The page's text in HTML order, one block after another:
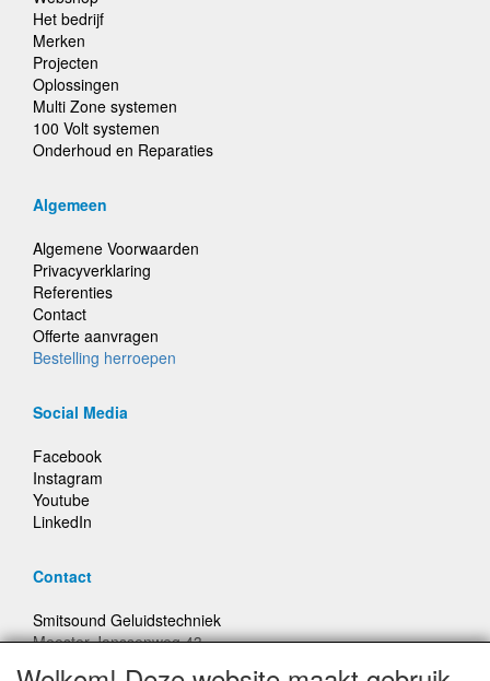
Het bedrijf
Merken
Projecten
Oplossingen
Multi Zone systemen
100 Volt systemen
Onderhoud en Reparaties
Algemeen
Algemene Voorwaarden
Privacyverklaring
Referenties
Contact
Offerte aanvragen
Bestelling herroepen
Social Media
Facebook
Instagram
Youtube
LinkedIn
Contact
Smitsound Geluidstechniek
Meester Janssenweg 43